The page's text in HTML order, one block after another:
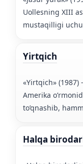
Uollesning XIII
mustaqilligi
Yirtqich
«Yirtqich»
Amerika
to’qnashib,
Halqa